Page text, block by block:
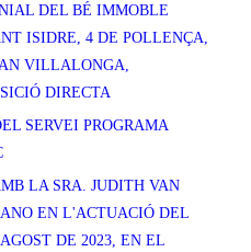
DEL BÉ IMMOBLE
ISIDRE, 4 DE POLLENÇA,
VILLALONGA,
DIRECTA
SERVEI PROGRAMA
LA SRA. JUDITH VAN
EN L'ACTUACIÓ DEL
DE 2023, EN EL